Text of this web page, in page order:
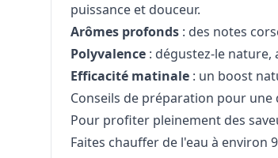
puissance et douceur.
Arômes profonds : des notes
Polyvalence : dégustez-le nature,
Efficacité matinale : un boost
Conseils de préparation pour
Pour profiter pleinement des
Faites chauffer de l'eau à environ